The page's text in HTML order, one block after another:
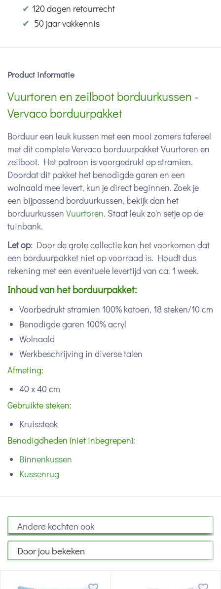
✔ 120 dagen retourrecht
✔ 50 jaar vakkennis
Product informatie
Vuurtoren en zeilboot borduurkussen -
Vervaco borduurpakket
Borduur een leuk kussen met een mooi zomers tafereel
met dit complete Vervaco borduurpakket Vuurtoren en
zeilboot. Het patroon is voorgedrukt op stramien.
Doordat dit pakket het benodigde garen en een
wolnaald mee levert, kun je direct beginnen. Zoek je
een bijpassend borduurkussen, bekijk dan het
borduurkussen Vuurtoren. Staat leuk zo'n setje op de
tuinbank.
Let op: Door de grote collectie kan het voorkomen dat
een borduurpakket niet op voorraad is. Houdt dus
rekening met een eventuele levertijd van ca. 1 week.
Inhoud van het borduurpakket:
Voorbedrukt stramien 100% katoen, 18 steken/10 cm
Benodigde garen 100% acryl
Wolnaald
Werkbeschrijving in diverse talen
Afmeting:
40 x 40 cm
Gebruikte steken:
Kruissteek
Benodigdheden (niet inbegrepen):
Binnenkussen
Kussenrug
Andere kochten ook
Door jou bekeken